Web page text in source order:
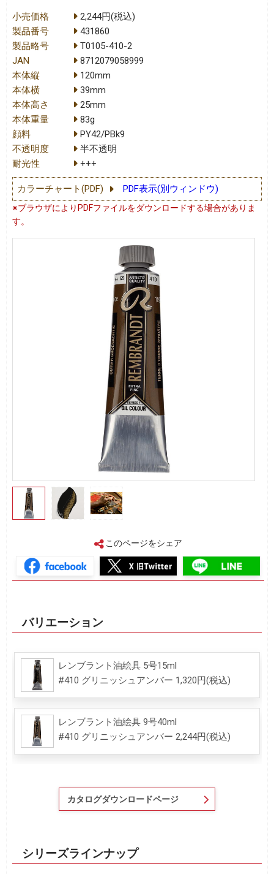
小売価格
2,244円(税込)
製品番号
431860
製品略号
T0105-410-2
JAN
8712079058999
本体縦
120mm
本体横
39mm
本体高さ
25mm
本体重量
83g
顔料
PY42/PBk9
不透明度
半不透明
耐光性
+++
カラーチャート(PDF) PDF表示(別ウィンドウ)
※ブラウザによりPDFファイルをダウンロードする場合がありま
す。
このページをシェア
バリエーション
レンブラント油絵具 5号15ml
#410 グリニッシュアンバー 1,320円(税込)
レンブラント油絵具 9号40ml
#410 グリニッシュアンバー 2,244円(税込)
カタログダウンロードページ
シリーズラインナップ